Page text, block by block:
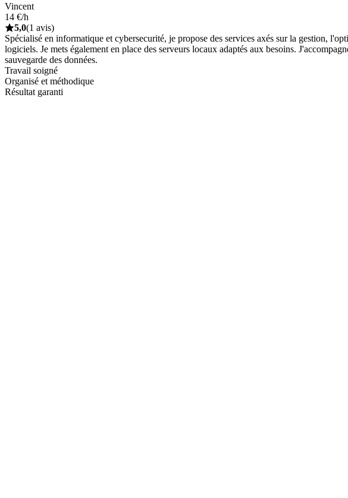
Vincent
14 €/h
5,0(1 avis)
Spécialisé en informatique et cybersecurité, je propose des services axés sur la gestion,
logiciels. Je mets également en place des serveurs locaux adaptés aux besoins.
sauvegarde des données.
Travail soigné
Organisé et méthodique
Résultat garanti